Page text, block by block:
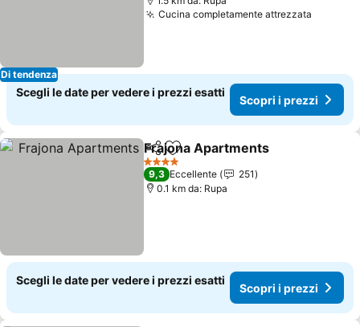
Di tendenza
Cucina completamente attrezzata
Scegli le date per vedere i prezzi esatti
Scopri i prezzi
CondividiAggiungi ai preferiti
Frajona Apartments
4 Stelle
9,3 Eccellente
251
0.1 km da: Rupa
Scegli le date per vedere i prezzi esatti
Scopri i prezzi